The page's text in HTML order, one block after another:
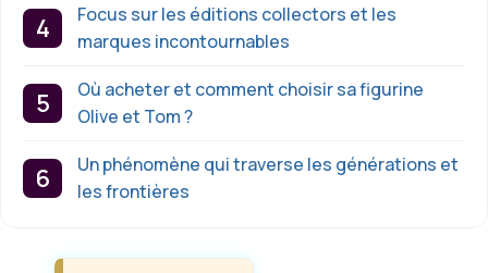
Focus sur les éditions collectors et les
marques incontournables
Où acheter et comment choisir sa figurine
Olive et Tom ?
Un phénomène qui traverse les générations et
les frontières
Étiquettes